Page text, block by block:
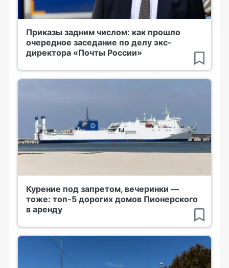
Приказы задним числом: как прошло
очередное заседание по делу экс-
директора «Почты России»
Курение под запретом, вечеринки —
тоже: топ-5 дорогих домов Пионерского
в аренду